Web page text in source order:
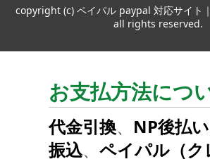
copyright (c) ペイパル paypal 対応サイト
all rights reserved.
お支払方法につ
代金引換、 NP後払い
振込、 ペイパル（ク